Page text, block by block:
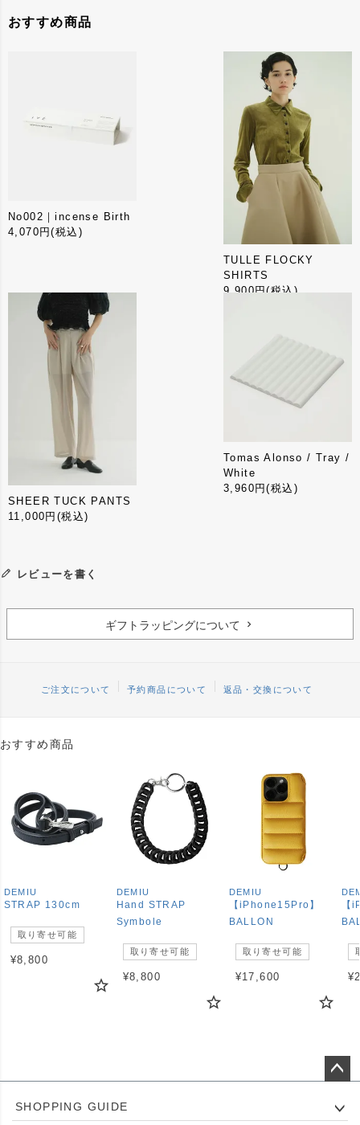
・レザーオイルやクリームを使用される場合、革小物用の
無着色のものがおすすめです。
・シンナー、べンジン等の使用は厳禁です。
・水に濡れた場合は乾いた柔らかい布で、軽く押さえるよ
うにして素早く水気を取り、風通しの良い日陰で影干しし
てください。保管はビニール袋を避け、柔らかい布袋等に
入れて、通気性が良く温度、湿度の低い場所にしてくださ
おすすめ商品
No002｜incense Birth
4,070円(税込)
TULLE FLOCKY
SHIRTS
9,900円(税込)
SHEER TUCK PANTS
11,000円 (税込)
Tomas Alonso / Tray /
White
3,960円(税込)
レビューを書く
ギフトラッピングについて
ご注文について 予約商品について 返品・交換について
おすすめ商品
DEMIU
STRAP 130cm
取り寄せ可能
¥8,800
DEMIU
Hand STRAP
Symbole
取り寄せ可能
¥8,800
DEMIU
【iPhone15Pro】
BALLON
取り寄せ可能
¥17,600
【
¥
ジト
SHOPPING GUIDE